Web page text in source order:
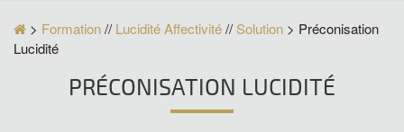
> Formation// Lucidité Affectivité//Solution > Préconisation
Lucidité
PRÉCONISATION LUCIDITÉ